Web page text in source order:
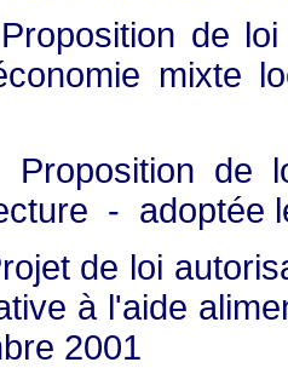
de loi
mixte
de
- adoptée
de loi
à l'aide
2001